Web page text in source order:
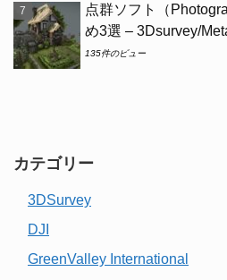
点群ソフト（
め3選 – 3Dsurvey/
135件のビュー
カテゴリー
3DSurvey
DJI
GreenValley International